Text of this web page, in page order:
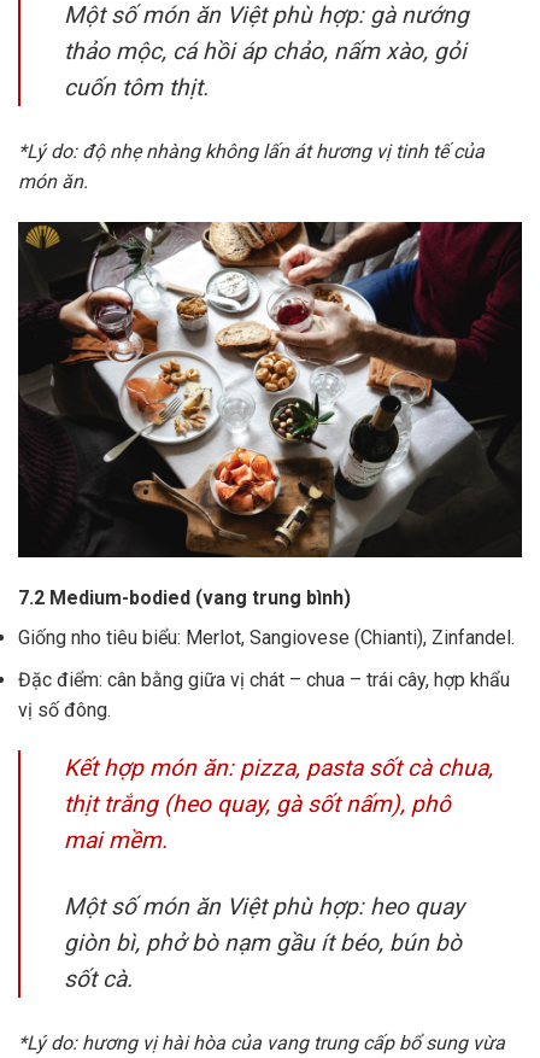
Một số món ăn Việt phù hợp: gà nướng
thảo mộc, cá hồi áp chảo, nấm xào, gỏi
cuốn tôm thịt.
*Lý do: độ nhẹ nhàng không lấn át hương vị tinh tế của
món ăn.
7.2 Medium-bodied (vang trung bình)
Giống nho tiêu biểu: Merlot, Sangiovese (Chianti), Zinfandel.
Đặc điểm: cân bằng giữa vị chát – chua – trái cây, hợp khẩu
vị số đông.
Kết hợp món ăn: pizza, pasta sốt cà chua,
thịt trắng (heo quay, gà sốt nấm), phô
mai mềm.
Một số món ăn Việt phù hợp: heo quay
giòn bì, phở bò nạm gầu ít béo, bún bò
sốt cà.
*Lý do: hương vị hài hòa của vang trung cấp bổ sung vừa